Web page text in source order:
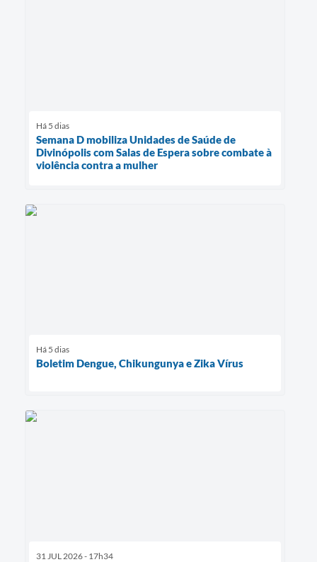
Há 5 dias
Semana D mobiliza Unidades de Saúde de
Divinópolis com Salas de Espera sobre combate à
violência contra a mulher
Há 5 dias
Boletim Dengue, Chikungunya e Zika Vírus
31 JUL 2026 - 17h34